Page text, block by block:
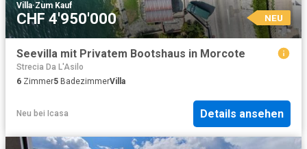
Villa·Zum Kauf
CHF 4'950'000 NEU
Seevilla mit Privatem Bootshaus in Morcote
Strecia Da L'Asilo
6 Zimmer5 BadezimmerVilla
Neu bei Icasa Details ansehen